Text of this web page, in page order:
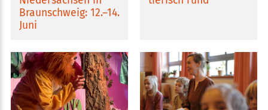
Braunschweig: 12.–14.
Juni